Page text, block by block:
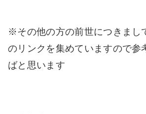
※その他の方の前世につきまし
のリンクを集めていますので参
ばと思います